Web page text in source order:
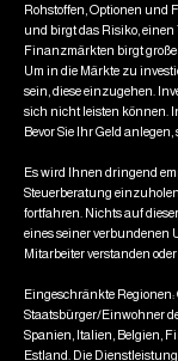
Rohstoffen, Optionen und
und birgt das Risiko, einen
Finanzmärkten birgt große
Um in die Märkte zu
sein, diese einzugehen.
sich nicht leisten können.
Bevor Sie Ihr Geld
Es wird Ihnen dringend
Steuerberatung
fortfahren. Nichts auf
eines seiner verbundenen
Mitarbeiter verstanden
Eingeschränkte
Staatsbürger/Einwohner
Spanien, Italien, Belgien,
Estland. Die